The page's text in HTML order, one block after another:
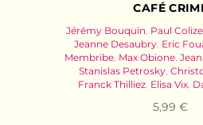
CAFÉ
Jérémy Bouquin, Paul Colize
Jeanne Desaubry, Eric
Membribe, Max Obione,
Stanislas Petrosky,
Franck Thilliez, Elisa Vix,
5,99 €